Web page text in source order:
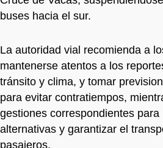
buses hacia el sur.
La autoridad vial recomienda a
mantenerse atentos a los
tránsito y clima, y tomar
para evitar contratiempos,
gestiones correspondientes para
alternativas y garantizar el
pasajeros.